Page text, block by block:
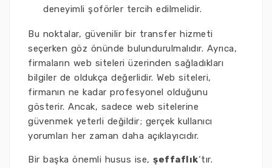
deneyimli şoförler tercih edilmelidir.
Bu noktalar, güvenilir bir transfer hizmeti
seçerken göz önünde bulundurulmalıdır. Ayrıca,
firmaların web siteleri üzerinden sağladıkları
bilgiler de oldukça değerlidir. Web siteleri,
firmanın ne kadar profesyonel olduğunu
gösterir. Ancak, sadece web sitelerine
güvenmek yeterli değildir; gerçek kullanıcı
yorumları her zaman daha açıklayıcıdır.
Bir başka önemli husus ise, şeffaflık‘tır.